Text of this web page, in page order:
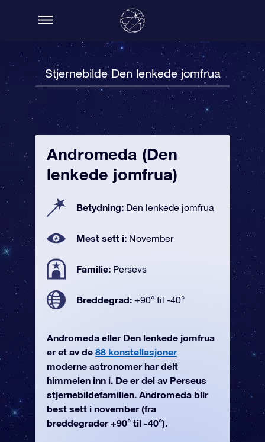
Stjernebilde Den lenkede jomfrua
Andromeda (Den
lenkede jomfrua)
Betydning: Den lenkede jomfrua
Mest sett i: November
Familie: Persevs
Breddegrad: +90° til -40°
Andromeda eller Den lenkede jomfrua
er et av de 88 konstellasjoner
moderne astronomer har delt
himmelen inn i. De er del av Perseus
stjernebildefamilien. Andromeda blir
best sett i november (fra
breddegrader +90° til -40°).